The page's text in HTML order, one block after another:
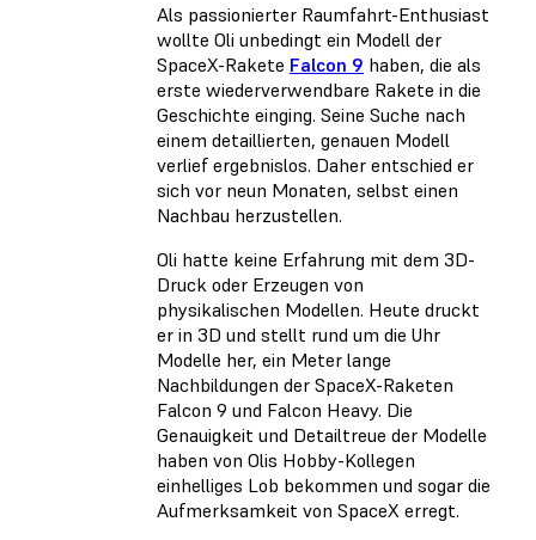
Als passionierter Raumfahrt-Enthusiast
wollte Oli unbedingt ein Modell der
SpaceX-Rakete Falcon 9 haben, die als
erste wiederverwendbare Rakete in die
Geschichte einging. Seine Suche nach
einem detaillierten, genauen Modell
verlief ergebnislos. Daher entschied er
sich vor neun Monaten, selbst einen
Nachbau herzustellen.
Oli hatte keine Erfahrung mit dem 3D-
Druck oder Erzeugen von
physikalischen Modellen. Heute druckt
er in 3D und stellt rund um die Uhr
Modelle her, ein Meter lange
Nachbildungen der SpaceX-Raketen
Falcon 9 und Falcon Heavy. Die
Genauigkeit und Detailtreue der Modelle
haben von Olis Hobby-Kollegen
einhelliges Lob bekommen und sogar die
Aufmerksamkeit von SpaceX erregt.